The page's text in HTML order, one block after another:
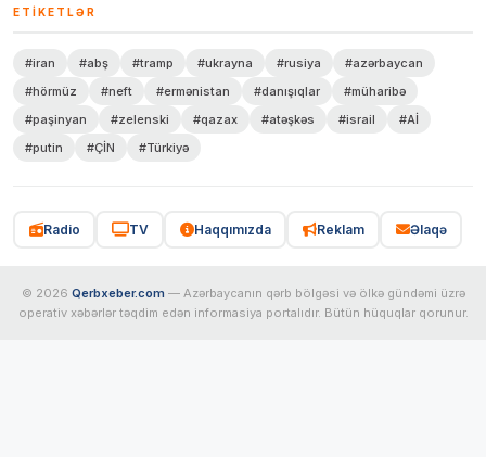
ETIKETLƏR
#iran #abş #tramp #ukrayna #rusiya
#azərbaycan
#hörmüz
#neft #ermənistan #danışıqlar
#müharibə
#paşinyan
#zelenski #qazax #atəşkəs #israil
#Aİ
#putin
#ÇİN #Türkiyə
Radio TV Haqqımızda Reklam Əlaqə
© 2026 Qerbxeber.com — Azərbaycanın qərb bölgəsi və ölkə gündəmi üzrə
operativ xəbərlər təqdim edən informasiya portalıdır. Bütün hüquqlar qorunur.